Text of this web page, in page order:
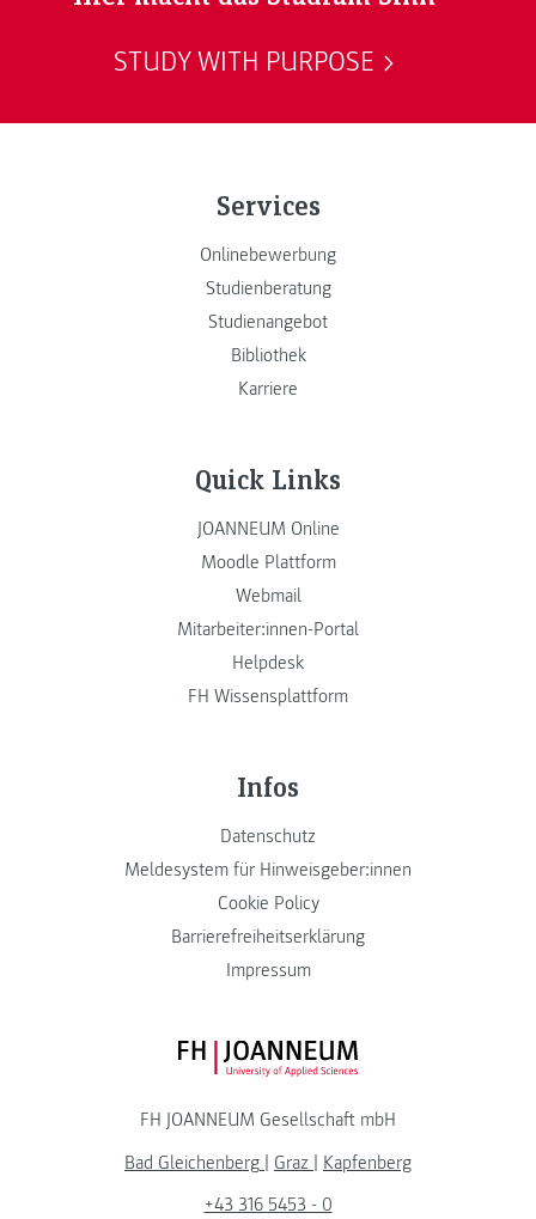
STUDY WITH PURPOSE
Services
Onlinebewerbung
Studienberatung
Studienangebot
Bibliothek
Karriere
Quick Links
JOANNEUM Online
Moodle Plattform
Webmail
Mitarbeiter:innen-Portal
Helpdesk
FH Wissensplattform
Infos
Datenschutz
Meldesystem für Hinweisgeber:innen
Cookie Policy
Barrierefreiheitserklärung
Impressum
FH JOANNEUM Logo
FH JOANNEUM Gesellschaft mbH
Bad Gleichenberg | Graz | Kapfenberg
+43 316 5453 - 0